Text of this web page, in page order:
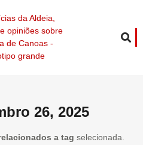
26, 2025
a tag selecionada.